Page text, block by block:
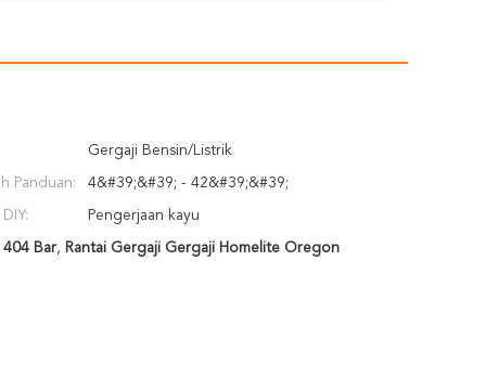
Gergaji Bensin/Listrik
Panduan: 4&#39;&#39; - 42&#39;&#39;
Pengerjaan kayu
Bar, Rantai Gergaji Gergaji Homelite Oregon